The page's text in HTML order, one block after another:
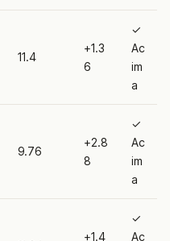
11.4
+1.3
6
✓
Ac
im
a
9.76
+2.8
8
✓
Ac
im
a
+1.4
✓
Ac